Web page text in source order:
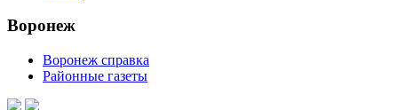
Воронеж
Воронеж справка
Районные газеты